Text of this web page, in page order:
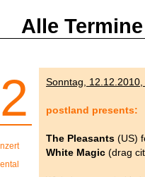
Alle
Sonntag,
postland presents:
The Pleasants (US)
White Magic (drag